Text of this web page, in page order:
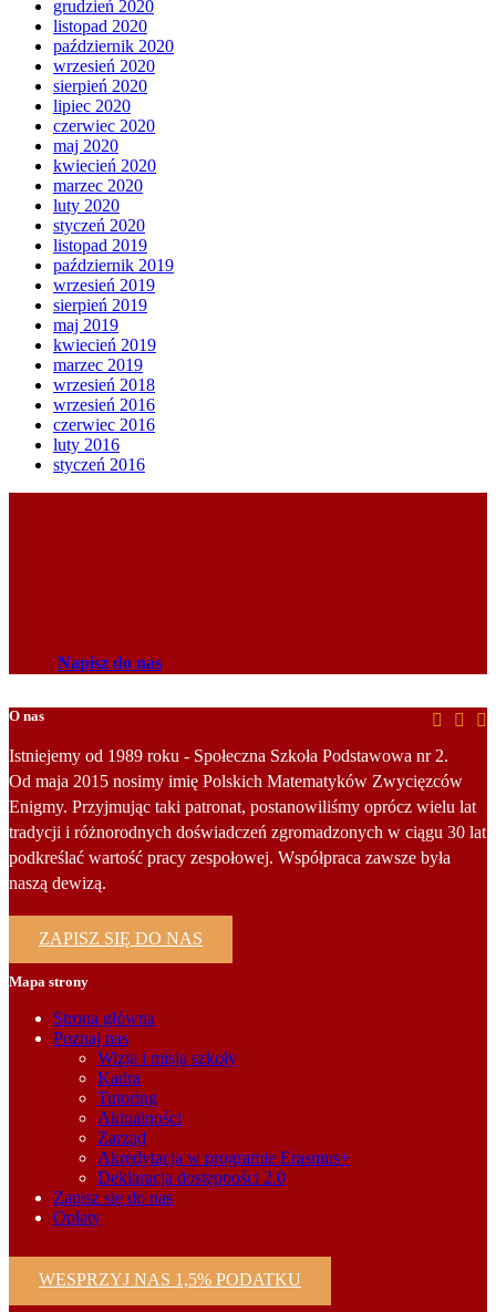
grudzień 2020
listopad 2020
październik 2020
wrzesień 2020
sierpień 2020
lipiec 2020
czerwiec 2020
maj 2020
kwiecień 2020
marzec 2020
luty 2020
styczeń 2020
listopad 2019
październik 2019
wrzesień 2019
sierpień 2019
maj 2019
kwiecień 2019
marzec 2019
wrzesień 2018
wrzesień 2016
czerwiec 2016
luty 2016
styczeń 2016
Napisz do nas
O nas
Istniejemy od 1989 roku - Społeczna Szkoła Podstawowa nr 2.
Od maja 2015 nosimy imię Polskich Matematyków Zwycięzców
Enigmy. Przyjmując taki patronat, postanowiliśmy oprócz wielu lat
tradycji i różnorodnych doświadczeń zgromadzonych w ciągu 30 lat
podkreślać wartość pracy zespołowej. Współpraca zawsze była
naszą dewizą.
ZAPISZ SIĘ DO NAS
Mapa strony
Strona główna
Poznaj nas
Wizja i misja szkoły
Kadra
Tutoring
Aktualności
Zarząd
Akredytacja w programie Erasmus+
Deklaracja dostępności 2.0
Zapisz się do nas
Opłaty
WESPRZYJ NAS 1,5% PODATKU